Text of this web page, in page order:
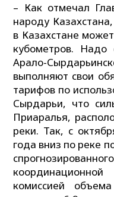
– Как отмечал
народу
в Казахстане
кубометров. Надо
Арало-
выполняют свои
тарифов по
Сырдарьи, что
Приаралья,
реки. Так, с
года вниз по реке
комиссией